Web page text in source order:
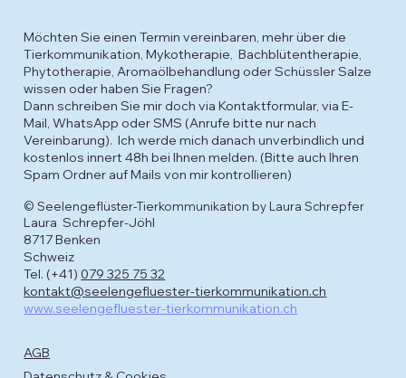
Möchten Sie einen Termin vereinbaren, mehr über die
Tierkommunikation, Mykotherapie, Bachblütentherapie,
Phytotherapie, Aromaölbehandlung oder Schüssler Salze
wissen oder haben Sie Fragen?
Dann schreiben Sie mir doch via Kontaktformular, via E-
Mail, WhatsApp oder SMS (Anrufe bitte nur nach
Vereinbarung). Ich werde mich danach unverbindlich und
kostenlos innert 48h bei Ihnen melden. (Bitte auch Ihren
Spam Ordner auf Mails von mir kontrollieren)
© Seelengeflüster-Tierkommunikation by Laura Schrepfer
Laura Schrepfer-Jöhl
8717 Benken
Schweiz
Tel. (+41) 079 325 75 32
kontakt@seelengefluester-tierkommunikation.ch
www.seelengefluester-tierkommunikation.ch
AGB